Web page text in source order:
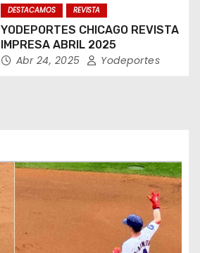
DESTACAMOS REVISTA
YODEPORTES CHICAGO REVISTA
IMPRESA ABRIL 2025
Abr 24, 2025 Yodeportes